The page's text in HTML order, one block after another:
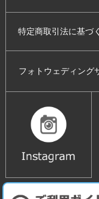
特定商取引法に基づ
フォトウェディング